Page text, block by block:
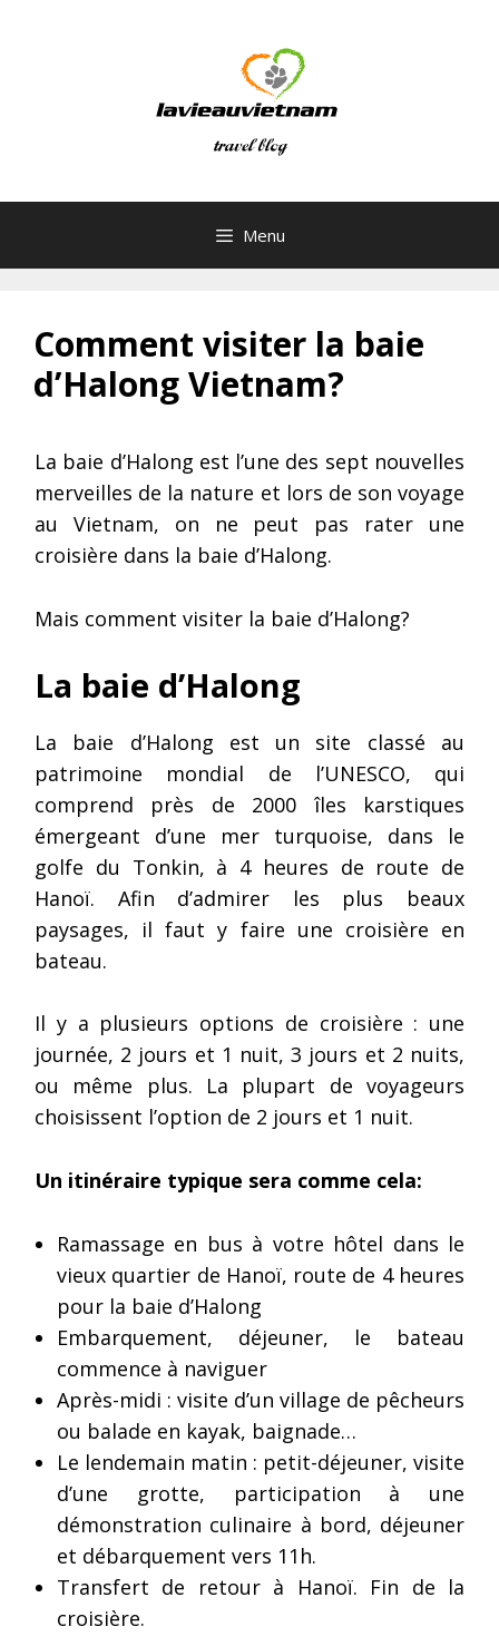
Menu
Comment visiter la baie
d’Halong Vietnam?
La baie d’Halong est l’une des sept nouvelles
merveilles de la nature et lors de son voyage
au Vietnam, on ne peut pas rater une
croisière dans la baie d’Halong.
Mais comment visiter la baie d’Halong?
La baie d’Halong
La baie d’Halong est un site classé au
patrimoine mondial de l’UNESCO, qui
comprend près de 2000 îles karstiques
émergeant d’une mer turquoise, dans le
golfe du Tonkin, à 4 heures de route de
Hanoï. Afin d’admirer les plus beaux
paysages, il faut y faire une croisière en
bateau.
Il y a plusieurs options de croisière : une
journée, 2 jours et 1 nuit, 3 jours et 2 nuits,
ou même plus. La plupart de voyageurs
choisissent l’option de 2 jours et 1 nuit.
Un itinéraire typique sera comme cela:
Ramassage en bus à votre hôtel dans le
vieux quartier de Hanoï, route de 4 heures
pour la baie d’Halong
Embarquement, déjeuner, le bateau
commence à naviguer
Après-midi : visite d’un village de pêcheurs
ou balade en kayak, baignade…
Le lendemain matin : petit-déjeuner, visite
d’une grotte, participation à une
démonstration culinaire à bord, déjeuner
et débarquement vers 11h.
Transfert de retour à Hanoï. Fin de la
croisière.